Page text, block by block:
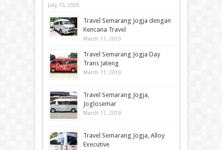
July 10, 2026
Travel Semarang Jogja dengan
Kencana Travel
March 11, 2019
Travel Semarang Jogja Day
Trans Jateng
March 11, 2019
Travel Semarang Jogja,
Joglosemar
March 11, 2019
Travel Semarang Jogja, Alloy
Executive